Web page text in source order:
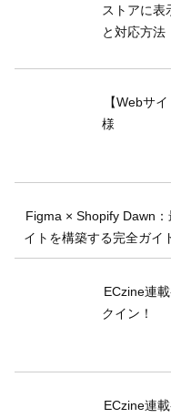
ストアに表
と対応方法
【Webサ
様
Figma × Shopify Dawn
イトを構築する完全ガイ
ECzine連
クイン！
ECzine連